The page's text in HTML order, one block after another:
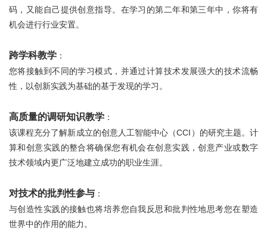
码，又能自己提供创意指导。在学习的第二年和第三年中，你将有
机会进行行业安置。
跨学科教学 ：
您将接触到不同的学习模式，并通过计算技术发展强大的技术流畅
性，以创新实践为基础的基于发现的学习。
高质量的调研知识教学 ：
该课程充分了解新成立的创意人工智能中心（CCI）的研究主题。计
算和创意实践的整合将确保您有机会在创意实践，创意产业或数字
技术领域内更广泛地建立成功的职业生涯。
对技术的批判性参与 ：
与创造性实践的接触也将培养您自我反思和批判性地思考您在塑造
世界中的作用的能力。